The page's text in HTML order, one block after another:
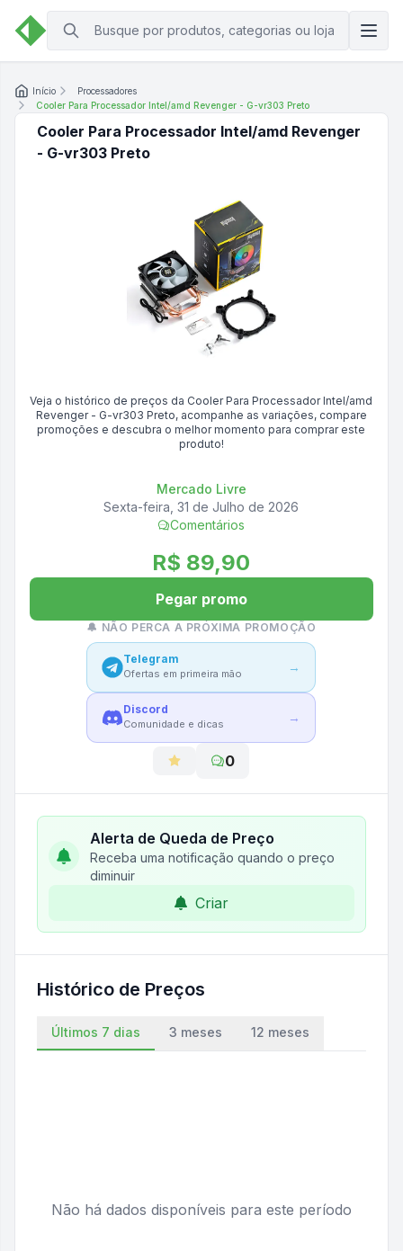
Início
Processadores
Cooler Para Processador Intel/amd Revenger - G-vr303 Preto
Cooler Para Processador Intel/amd Revenger
- G-vr303 Preto
Veja o histórico de preços da Cooler Para Processador Intel/amd
Revenger - G-vr303 Preto, acompanhe as variações, compare
promoções e descubra o melhor momento para comprar este
produto!
Mercado Livre
Sexta-feira, 31 de Julho de 2026
Comentários
R$ 89,90
Pegar promo
🔔 NÃO PERCA A PRÓXIMA PROMOÇÃO
Telegram
Ofertas em primeira mão →
Discord
Comunidade e dicas →
0
Alerta de Queda de Preço
Receba uma notificação quando o preço
diminuir
Criar
Histórico de Preços
Últimos 7 dias 3 meses 12 meses
Não há dados disponíveis para este período